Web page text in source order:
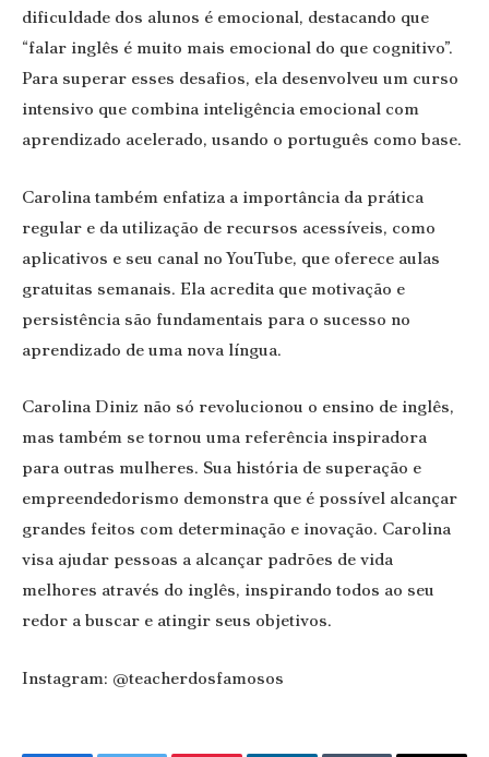
dificuldade dos alunos é emocional, destacando que
“falar inglês é muito mais emocional do que cognitivo”.
Para superar esses desafios, ela desenvolveu um curso
intensivo que combina inteligência emocional com
aprendizado acelerado, usando o português como base.
Carolina também enfatiza a importância da prática
regular e da utilização de recursos acessíveis, como
aplicativos e seu canal no YouTube, que oferece aulas
gratuitas semanais. Ela acredita que motivação e
persistência são fundamentais para o sucesso no
aprendizado de uma nova língua.
Carolina Diniz não só revolucionou o ensino de inglês,
mas também se tornou uma referência inspiradora
para outras mulheres. Sua história de superação e
empreendedorismo demonstra que é possível alcançar
grandes feitos com determinação e inovação. Carolina
visa ajudar pessoas a alcançar padrões de vida
melhores através do inglês, inspirando todos ao seu
redor a buscar e atingir seus objetivos.
Instagram: @teacherdosfamosos